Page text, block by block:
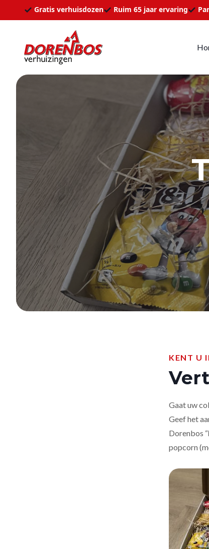
Ga naar de inhoud
Gratis verhuisdozen Ruim 65 jaar ervaring
KENT U
Gaat uw
Geef het
Dorenbos “
popcorn